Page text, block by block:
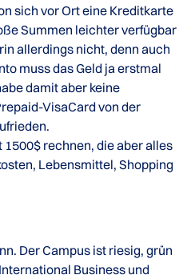
sich vor Ort eine Kreditkarte
Summen leichter verfügbar
allerdings nicht, denn auch
muss das Geld ja erstmal
damit aber keine
VisaCard von der
rechnen, die aber alles
Lebensmittel, Shopping
Der Campus ist riesig, grün
Business und